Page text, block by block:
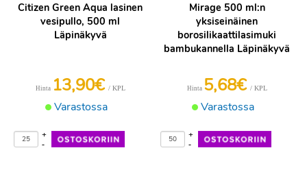
Citizen Green Aqua lasinen
vesipullo, 500 ml
Läpinäkyvä
Varastossa
Hinta 13,90€ / KPL
-
+
Mirage 500 ml:n
yksiseinäinen
borosilikaattilasimuki
bambukannella Läpinäkyvä
Varastossa
Hinta 5,68€ / KPL
-
+